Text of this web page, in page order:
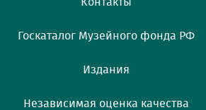
Госкаталог Музейного фонда РФ
Издания
Независимая оценка качества